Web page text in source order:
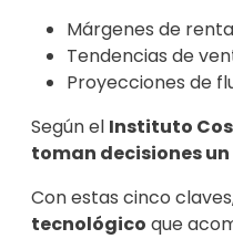
Márgenes de
Tendencias de
Proyecciones de
Según el Instituto
toman decisiones
Con estas cinco
tecnológico que